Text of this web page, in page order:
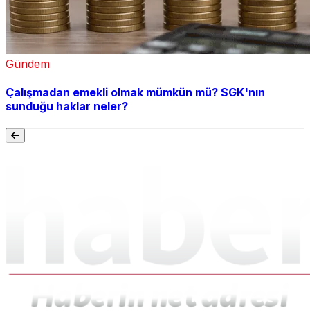
Gündem
Çalışmadan emekli olmak mümkün mü? SGK'nın
sunduğu haklar neler?